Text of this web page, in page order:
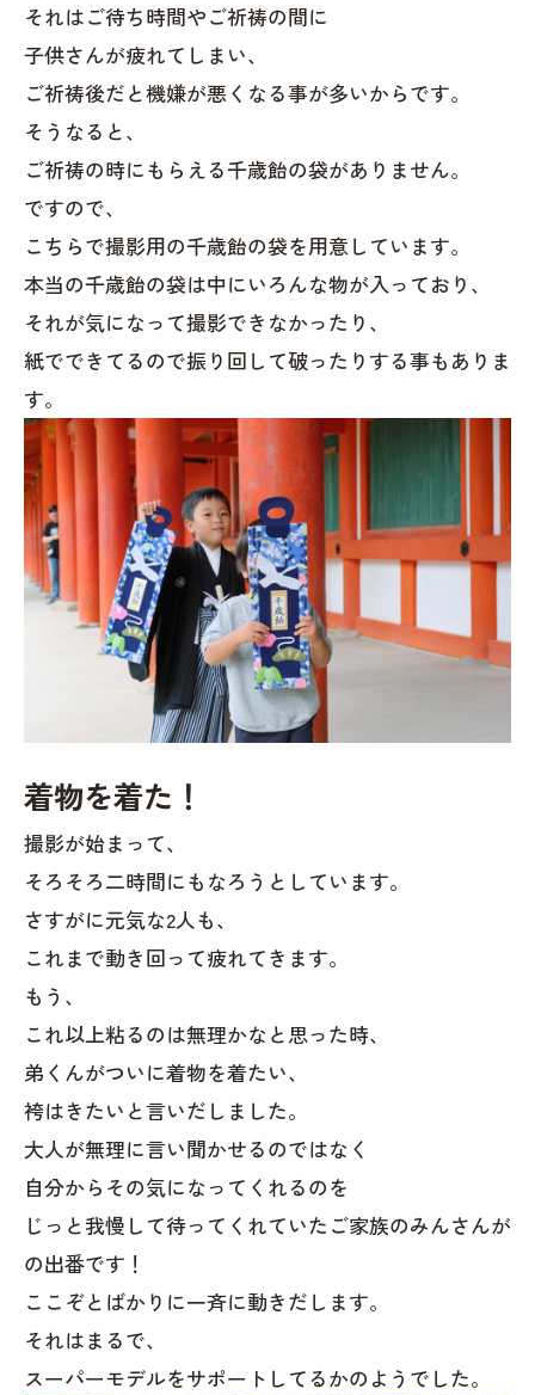
それはご待ち時間やご祈祷の間に
子供さんが疲れてしまい、
ご祈祷後だと機嫌が悪くなる事が多いからです。
そうなると、
ご祈祷の時にもらえる千歳飴の袋がありません。
ですので、
こちらで撮影用の千歳飴の袋を用意しています。
本当の千歳飴の袋は中にいろんな物が入っており、
それが気になって撮影できなかったり、
紙でできてるので振り回して破ったりする事もありま
す。
着物を着た！
撮影が始まって、
そろそろ二時間にもなろうとしています。
さすがに元気な2人も、
これまで動き回って疲れてきます。
もう、
これ以上粘るのは無理かなと思った時、
弟くんがついに着物を着たい、
袴はきたいと言いだしました。
大人が無理に言い聞かせるのではなく
自分からその気になってくれるのを
じっと我慢して待ってくれていたご家族のみんさんが
の出番です！
ここぞとばかりに一斉に動きだします。
それはまるで、
スーパーモデルをサポートしてるかのようでした。